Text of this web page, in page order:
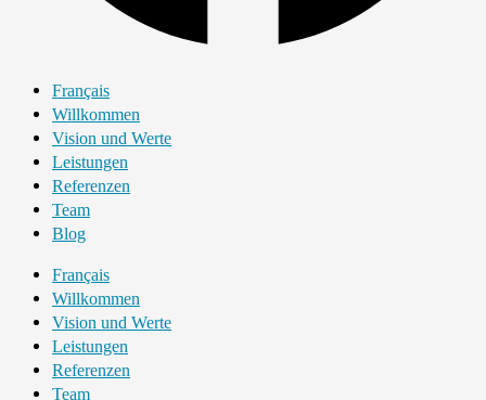
Français
Willkommen
Vision und Werte
Leistungen
Referenzen
Team
Blog
Français
Willkommen
Vision und Werte
Leistungen
Referenzen
Team